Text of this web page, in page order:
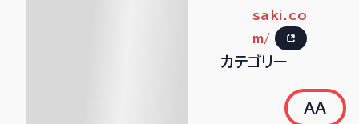
saki.co
m/
カテゴリー
AA